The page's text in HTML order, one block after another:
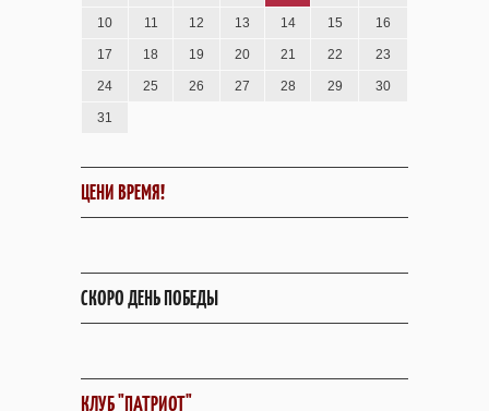
10 11 12 13 14 15 16
17 18 19 20 21 22 23
24 25 26 27 28 29 30
31
ЦЕНИ ВРЕМЯ!
СКОРО ДЕНЬ ПОБЕДЫ
КЛУБ "ПАТРИОТ"